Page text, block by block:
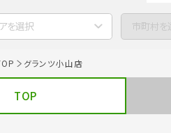
を選択 市町村を
グランツ小山店
TOP